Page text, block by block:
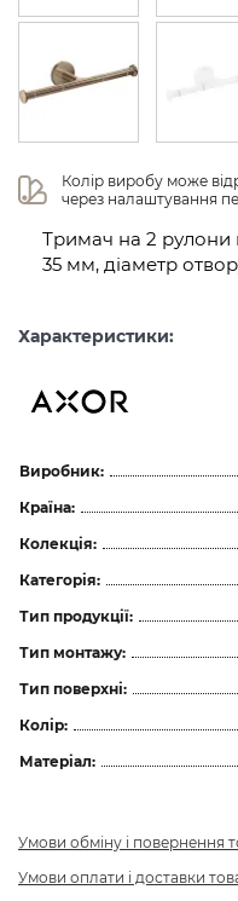
Колір виробу може
через налаштування
Тримач на 2 рулони
35 мм, діаметр
Характеристики:
Виробник:
Країна:
Колекція:
Категорія:
Тип продукції:
Тип монтажу:
Тип поверхні:
Колір:
Матеріал:
Умови обміну і повернення
Умови оплати і доставки